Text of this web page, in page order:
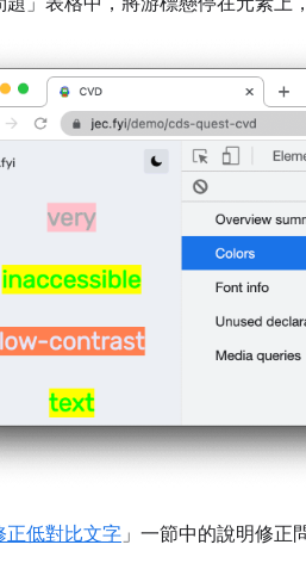
正低對比文字 」一節中的說明修正